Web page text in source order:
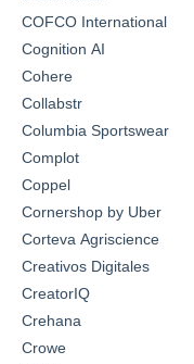
COFCO International
Cognition AI
Cohere
Collabstr
Columbia Sportswear
Complot
Coppel
Cornershop by Uber
Corteva Agriscience
Creativos Digitales
CreatorIQ
Crehana
Crowe